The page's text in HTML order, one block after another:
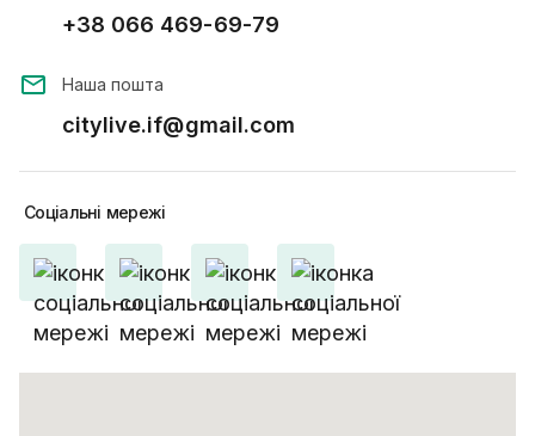
+38 066 469-69-79
Наша пошта
citylive.if@gmail.com
Соціальні мережі